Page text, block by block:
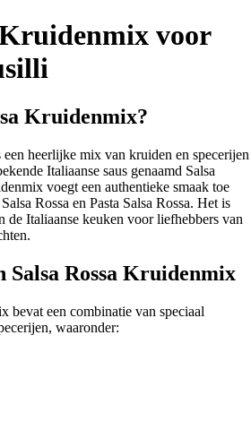
Kruidenmix voor
Kruidenmix?
heerlijke mix van kruiden en specerijen
Italiaanse saus genaamd Salsa
voegt een authentieke smaak toe
Rossa en Pasta Salsa Rossa. Het is
de Italiaanse keuken voor liefhebbers van
Salsa Rossa Kruidenmix
bevat een combinatie van speciaal
waaronder: